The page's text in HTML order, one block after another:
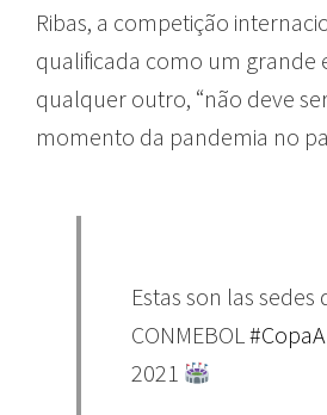
Ribas, a competição
qualificada como um grande
qualquer outro, “não deve
momento da pandemia no
Estas son las sedes
CONMEBOL
2021